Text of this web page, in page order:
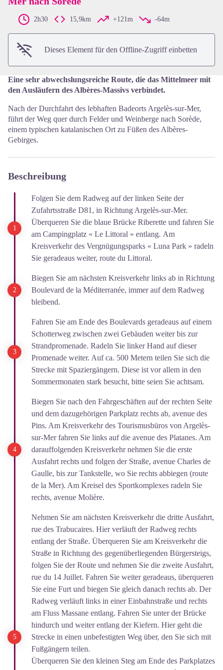
2h30 15,9km +121m -64m
Dieses Element für den Offline-Zugriff einbetten
Eine sehr abwechslungsreiche Route, die das Mittelmeer mit
den Ausläufern des Albères-Massivs verbindet.
Nach der Durchfahrt des lebhaften Badeorts Argelès-sur-Mer,
führt der Weg quer durch Felder und Weinberge nach Sorède,
einem typischen katalanischen Ort zu Füßen des Albères-
Gebirges.
Beschreibung
Folgen Sie dem Radweg auf der linken Seite der
Zufahrtsstraße D81, in Richtung Argelès-sur-Mer.
Überqueren Sie die blaue Brücke Riberette und fahren Sie
am Campingplatz « Le Littoral » entlang. Am
Kreisverkehr des Vergnügungsparks « Luna Park » radeln
Sie geradeaus weiter, route du Littoral.
Biegen Sie am nächsten Kreisverkehr links ab in Richtung
Boulevard de la Méditerranée, immer auf dem Radweg
bleibend.
Fahren Sie am Ende des Boulevards geradeaus auf einem
Schotterweg zwischen zwei Gebäuden weiter bis zur
Strandpromenade. Radeln Sie linker Hand auf dieser
Promenade weiter. Auf ca. 500 Metern teilen Sie sich die
Strecke mit Spaziergängern. Diese ist vor allem in den
Sommermonaten stark besucht, bitte seien Sie achtsam.
Biegen Sie nach den Fahrgeschäften auf der rechten Seite
und dem dazugehörigen Parkplatz rechts ab, avenue des
Pins. Am Kreisverkehr des Tourismusbüros von Argelès-
sur-Mer fahren Sie links auf die avenue des Platanes. Am
darauffolgenden Kreisverkehr nehmen Sie die erste
Ausfahrt rechts und folgen der Straße, avenue Charles de
Gaulle, bis zur Tankstelle, wo Sie rechts abbiegen (route
de la Mer). Am Kreisel des Sportkomplexes radeln Sie
rechts, avenue Molière.
Nehmen Sie am nächsten Kreisverkehr die dritte Ausfahrt,
rue des Trabucaires. Hier verläuft der Radweg rechts
entlang der Straße. Überqueren Sie am Kreisverkehr die
Straße in Richtung des gegenüberliegenden Bürgersteigs,
folgen Sie der Route und nehmen Sie die zweite Ausfahrt,
rue du 14 Juillet. Fahren Sie weiter geradeaus, überqueren
Sie eine Furt und biegen Sie gleich danach rechts ab. Der
Radweg verläuft links in einer Einbahnstraße und rechts
am Fluss Massane entlang. Fahren Sie unter der Brücke
hindurch und weiter entlang der Kiefern. Hier geht die
Strecke in einen unbefestigten Weg über, den Sie sich mit
Fußgängern teilen.
Überqueren Sie den kleinen Steg am Ende des Parkplatzes